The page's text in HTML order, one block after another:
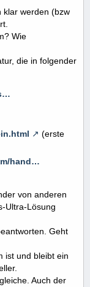
klar werden (bzw
Wie
die in folgender
(erste
hand…
von anderen
Ultra-Lösung
Geht
ist und bleibt ein
Auch der